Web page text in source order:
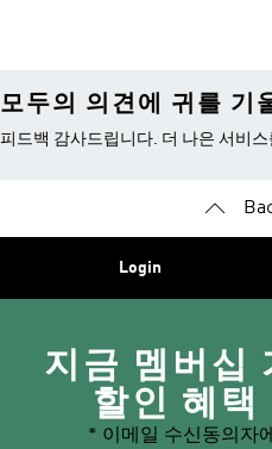
모두의 의견에 귀를 기
피드백 감사드립니다. 더 나은 서비
Login
지금 멤버십
할인 혜택
* 이메일 수신동의자